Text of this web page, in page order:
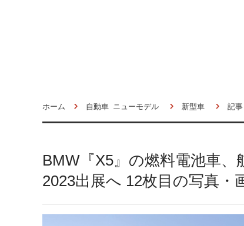
ホーム 自動車 ニューモデル 新型車 記事
BMW『X5』の燃料電池車
2023出展へ 12枚目の写真・